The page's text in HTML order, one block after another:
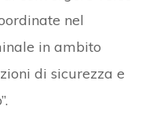
nel
in ambito
di sicurezza e